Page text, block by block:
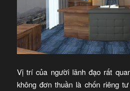
Vị trí của người lãnh đạo rất
không đơn thuần là chốn riêng